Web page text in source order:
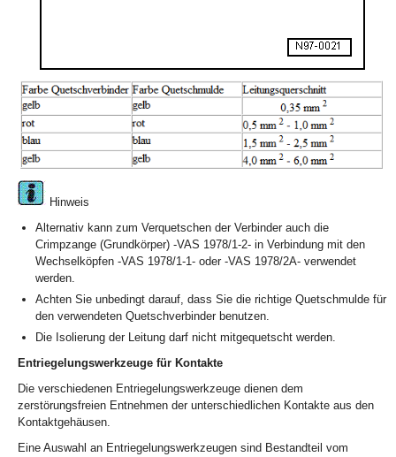
Hinweis
Alternativ kann zum Verquetschen der Verbinder auch die
Crimpzange (Grundkörper) -VAS 1978/1-2- in Verbindung mit den
Wechselköpfen -VAS 1978/1-1- oder -VAS 1978/2A- verwendet
werden.
Achten Sie unbedingt darauf, dass Sie die richtige Quetschmulde für
den verwendeten Quetschverbinder benutzen.
Die Isolierung der Leitung darf nicht mitgequetscht werden.
Entriegelungswerkzeuge für Kontakte
Die verschiedenen Entriegelungswerkzeuge dienen dem
zerstörungsfreien Entnehmen der unterschiedlichen Kontakte aus den
Kontaktgehäusen.
Eine Auswahl an Entriegelungswerkzeugen sind Bestandteil vom